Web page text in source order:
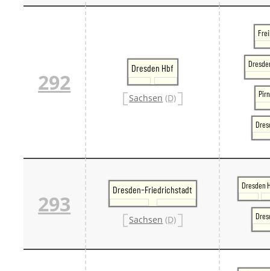
292
Dresden Hbf
Sachsen (D)
293
Dresden-Friedrichstadt
Sachsen (D)
Dresden